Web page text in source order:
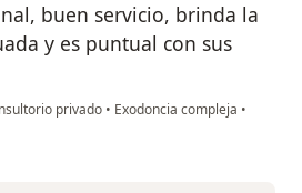
buen servicio, brinda la
y es puntual con sus
privado • Exodoncia compleja •
eliminada